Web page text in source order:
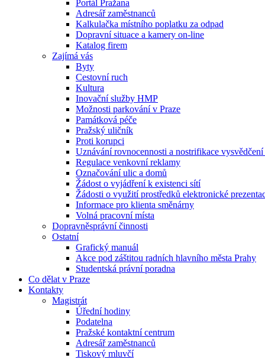
Portál Pražana
Adresář zaměstnanců
Kalkulačka místního poplatku za odpad
Dopravní situace a kamery on-line
Katalog firem
Zajímá vás
Byty
Cestovní ruch
Kultura
Inovační služby HMP
Možnosti parkování v Praze
Památková péče
Pražský uličník
Proti korupci
Uznávání rovnocennosti a nostrifikace
Regulace venkovní reklamy
Označování ulic a domů
Žádost o vyjádření k existenci sítí
Žádosti o využití prostředků elektronické
Informace pro klienta směnárny
Volná pracovní místa
Dopravněsprávní činnosti
Ostatní
Grafický manuál
Akce pod záštitou radních hlavního města Prahy
Studentská právní poradna
Co dělat v Praze
Kontakty
Magistrát
Úřední hodiny
Podatelna
Pražské kontaktní centrum
Adresář zaměstnanců
Tiskový mluvčí